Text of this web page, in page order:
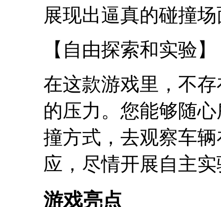
展现出逼真的碰撞
【自由探索和实验】
在这款游戏里，不
的压力。您能够随
撞方式，去观察车
应，尽情开展自主
游戏亮点